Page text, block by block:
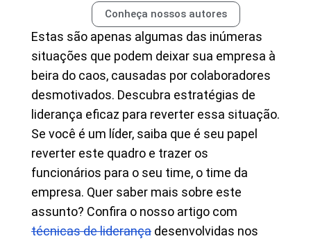
Conheça nossos autores
Estas são apenas algumas das inúmeras
situações que podem deixar sua empresa à
beira do caos, causadas por colaboradores
desmotivados. Descubra estratégias de
liderança eficaz para reverter essa situação.
Se você é um líder, saiba que é seu papel
reverter este quadro e trazer os
funcionários para o seu time, o time da
empresa. Quer saber mais sobre este
assunto? Confira o nosso artigo com
técnicas de liderança desenvolvidas nos